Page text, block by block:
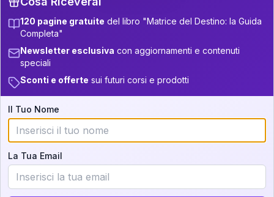
Iscriviti alla newsletter per ricevere
aggiornamenti quando sarà disponibile.
Cosa scoprirete nella vostra
interpretazione:
💕 Come rafforzare la vostra unione
120 pagine gratuite del libro "Matrice del Destino: la Guida
Completa"
Newsletter esclusiva con aggiornamenti e contenuti
speciali
Sconti e offerte sui futuri corsi e prodotti
Il Tuo Nome
La Tua Email